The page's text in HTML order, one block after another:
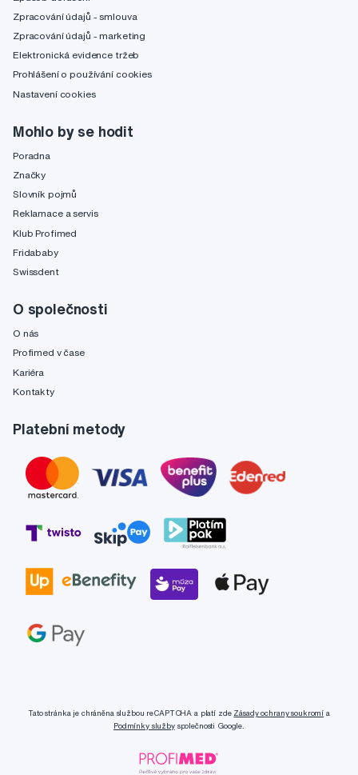
Zpracování údajů - smlouva
Zpracování údajů - marketing
Elektronická evidence tržeb
Prohlášení o používání cookies
Nastavení cookies
Mohlo by se hodit
Poradna
Značky
Slovník pojmů
Reklamace a servis
Klub Profimed
Fridababy
Swissdent
O společnosti
O nás
Profimed v čase
Kariéra
Kontakty
Platební metody
Tato stránka je chráněna službou reCAPTCHA a platí zde Zásady ochrany soukromí a
Podmínky službyspolečnosti Google.